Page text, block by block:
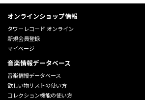
オンラインショップ情報
タワーレコード オンライン
新規会員登録
マイページ
音楽情報データベース
音楽情報データベース
欲しい物リストの使い方
コレクション機能の使い方